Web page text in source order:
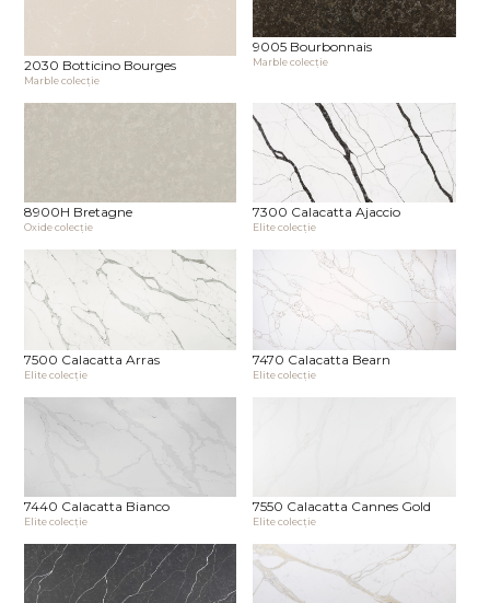
2030 Botticino Bourges
Marble сolecţie
9005 Bourbonnais
Marble сolecţie
8900H Bretagne
Oxide сolecţie
7300 Calacatta Ajaccio
Elite сolecţie
7500 Calacatta Arras
Elite сolecţie
7470 Calacatta Bearn
Elite сolecţie
7440 Calacatta Bianco
Elite сolecţie
7550 Calacatta Cannes Gold
Elite сolecţie